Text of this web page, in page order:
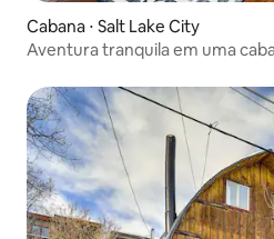
Cabana ⋅ Salt Lake City
Aventura tranquila em uma